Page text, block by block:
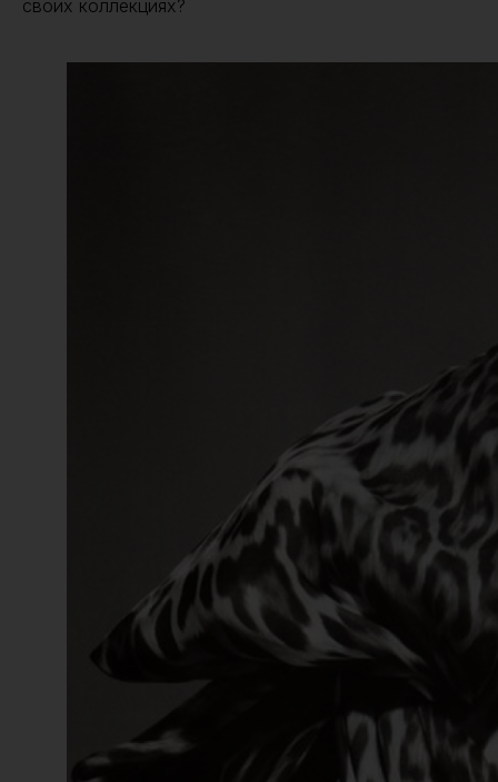
своих коллекциях?